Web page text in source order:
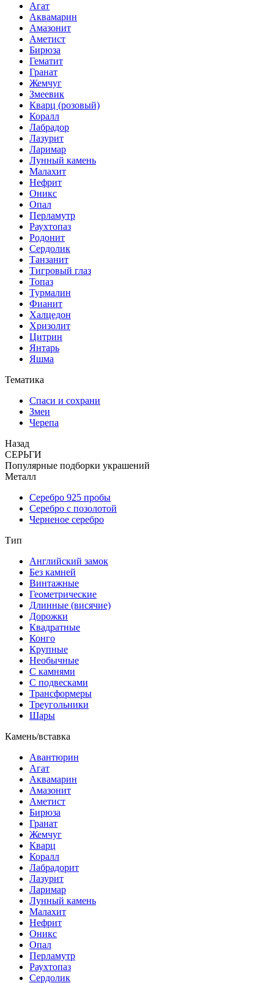
Агат
Аквамарин
Амазонит
Аметист
Бирюза
Гематит
Гранат
Жемчуг
Змеевик
Кварц (розовый)
Коралл
Лабрадор
Лазурит
Ларимар
Лунный камень
Малахит
Нефрит
Оникс
Опал
Перламутр
Раухтопаз
Родонит
Сердолик
Танзанит
Тигровый глаз
Топаз
Турмалин
Фианит
Халцедон
Хризолит
Цитрин
Янтарь
Яшма
Тематика
Спаси и сохрани
Змеи
Черепа
Назад
СЕРЬГИ
Популярные подборки украшений
Металл
Серебро 925 пробы
Серебро с позолотой
Черненое серебро
Тип
Английский замок
Без камней
Винтажные
Геометрические
Длинные (висячие)
Дорожки
Квадратные
Конго
Крупные
Необычные
С камнями
С подвесками
Трансформеры
Треугольники
Шары
Камень/вставка
Авантюрин
Агат
Аквамарин
Амазонит
Аметист
Бирюза
Гранат
Жемчуг
Кварц
Коралл
Лабрадорит
Лазурит
Ларимар
Лунный камень
Малахит
Нефрит
Оникс
Опал
Перламутр
Раухтопаз
Сердолик